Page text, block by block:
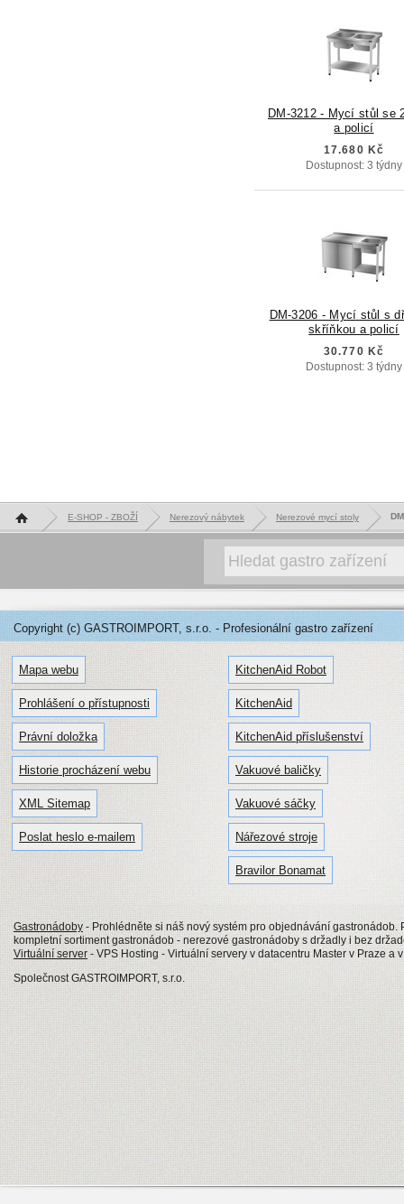
DM-3212 - Mycí stůl se
a policí
17.680 Kč
Dostupnost: 3 týdny
DM-3206 - Mycí stůl s
skříňkou a policí
30.770 Kč
Dostupnost: 3 týdny
Hlavní stránka E-SHOP - ZBOŽÍ Nerezový nábytek Nerezové mycí stoly
Copyright (c) GASTROIMPORT, s.r.o. - Profesionální gastro zařízení
Mapa webu
Prohlášení o přístupnosti
Právní doložka
Historie procházení webu
XML Sitemap
Poslat heslo e-mailem
KitchenAid Robot
KitchenAid
KitchenAid příslušenství
Vakuové baličky
Vakuové sáčky
Nářezové stroje
Bravilor Bonamat
Gastronádoby - Prohlédněte si náš nový systém pro objednávání
kompletní sortiment gastronádob - nerezové gastronádoby s držadly i bez
Virtuální server - VPS Hosting - Virtuální servery v datacentru Master v Praze a
Společnost GASTROIMPORT, s.r.o.